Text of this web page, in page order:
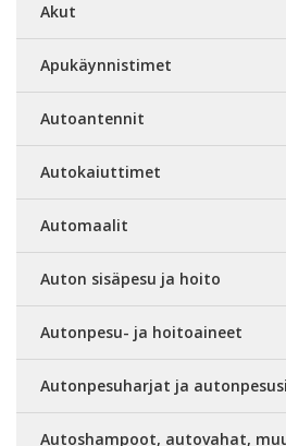
Akut
Apukäynnistimet
Autoantennit
Autokaiuttimet
Automaalit
Auton sisäpesu ja hoito
Autonpesu- ja hoitoaineet
Autonpesuharjat ja
Autoshampoot, autovahat,